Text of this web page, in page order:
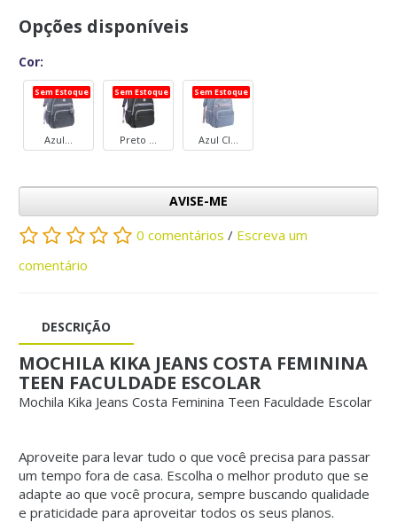
Opções disponíveis
Cor:
Sem Estoque
Azul...
Sem Estoque
Preto ...
Sem Estoque
Azul Cl...
AVISE-ME
0 comentários / Escreva um
comentário
DESCRIÇÃO
MOCHILA KIKA JEANS COSTA FEMININA
TEEN FACULDADE ESCOLAR
Mochila Kika Jeans Costa Feminina Teen Faculdade Escolar
Aproveite para levar tudo o que você precisa para passar
um tempo fora de casa. Escolha o melhor produto que se
adapte ao que você procura, sempre buscando qualidade
e praticidade para aproveitar todos os seus planos.